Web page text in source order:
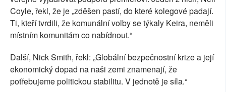
Coyle, řekl, že je „zděšen pastí, do které kolegové padají.
Ti, kteří tvrdili, že komunální volby se týkaly Keira, neměli
místním komunitám co nabídnout.“
Další, Nick Smith, řekl: „Globální bezpečnostní krize a její
ekonomický dopad na naši zemi znamenají, že
potřebujeme politickou stabilitu. V jednotě je síla.“